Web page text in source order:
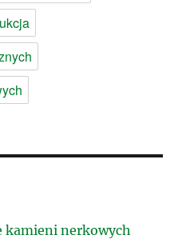
kamieni nerkowych